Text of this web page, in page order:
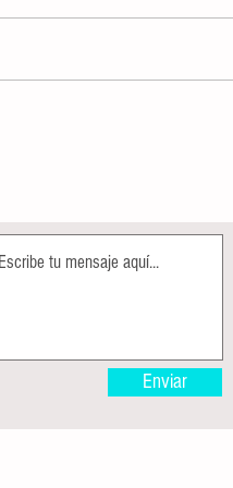
Enviar